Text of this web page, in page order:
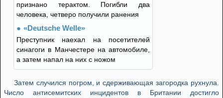
признано терактом. Погибли два
человека, четверо получили ранения
«Deutsche Welle»
Преступник наехал на посетителей
синагоги в Манчестере на автомобиле,
а затем напал на них с ножом
Затем случился погром, и сдерживающая загородка рухнула.
Число антисемитских инцидентов в Британии достигло